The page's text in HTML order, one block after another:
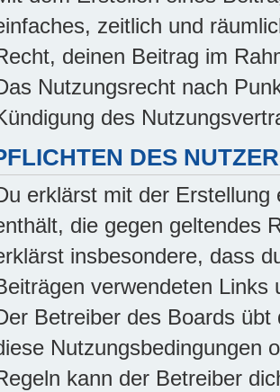
zeitlich und
deinen Beitrag im
Nutzungsrecht nach
des
DES
erklärst mit der
die gegen geltendes
insbesondere, dass
verwendeten
Betreiber des Boards
Nutzungsbedingungen
kann der Betreiber